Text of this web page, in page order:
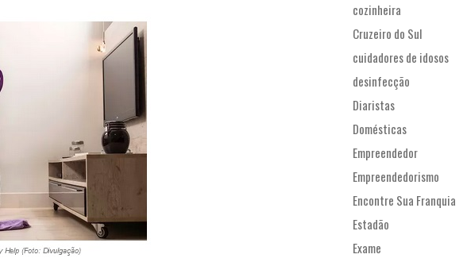
cozinheira
Cruzeiro do Sul
cuidadores de idosos
desinfecção
Diaristas
Domésticas
Empreendedor
Empreendedorismo
Encontre Sua Franquia
Estadão
Exame